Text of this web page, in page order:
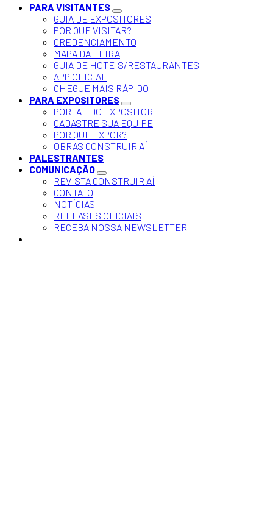
PARA VISITANTES
GUIA DE EXPOSITORES
POR QUE VISITAR?
CREDENCIAMENTO
MAPA DA FEIRA
GUIA DE HOTEIS/RESTAURANTES
APP OFICIAL
CHEGUE MAIS RÁPIDO
PARA EXPOSITORES
PORTAL DO EXPOSITOR
CADASTRE SUA EQUIPE
POR QUE EXPOR?
OBRAS CONSTRUIR AÍ
PALESTRANTES
COMUNICAÇÃO
REVISTA CONSTRUIR AÍ
CONTATO
NOTÍCIAS
RELEASES OFICIAIS
RECEBA NOSSA NEWSLETTER